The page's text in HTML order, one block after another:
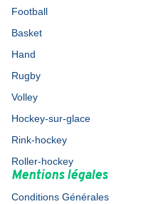
Football
Basket
Hand
Rugby
Volley
Hockey-sur-glace
Rink-hockey
Roller-hockey
Mentions légales
Conditions Générales